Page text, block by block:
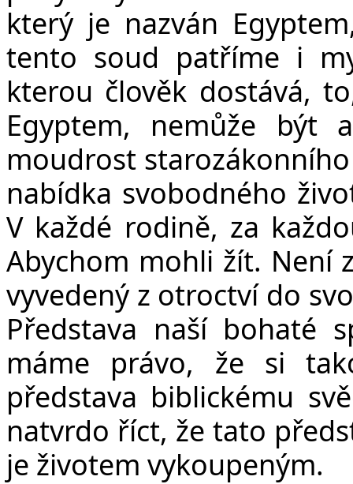
který je nazván
tento soud patříme i
kterou člověk dostává,
Egyptem, nemůže být
moudrost
nabídka svobodného
V každé rodině, za
Abychom mohli žít. Není
vyvedený z otroctví do
Představa naší bohaté
máme právo, že si
představa biblickému
natvrdo říct, že tato
je životem vykoupeným.